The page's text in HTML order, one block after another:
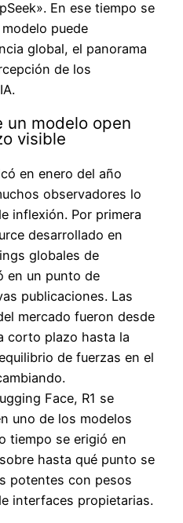
En ese tiempo se
puede
global, el panorama
de los
un modelo open
visible
en enero del año
observadores lo
inflexión. Por primera
desarrollado en
globales de
en un punto de
publicaciones. Las
mercado fueron desde
corto plazo hasta la
de fuerzas en el
Face, R1 se
uno de los modelos
tiempo se erigió en
hasta qué punto se
potentes con pesos
interfaces propietarias.